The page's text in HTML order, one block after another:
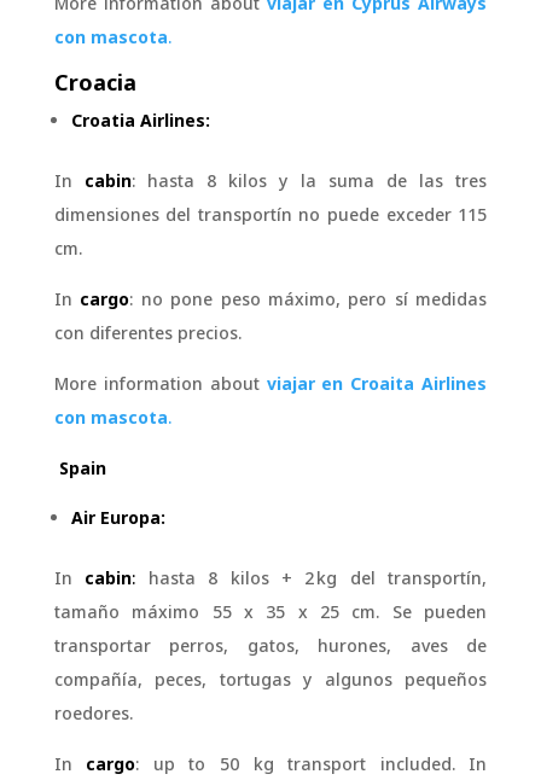
con mascota.
Croacia
Croatia Airlines:
In cabin: hasta 8 kilos y la suma de las tres
dimensiones del transportín no puede exceder 115
cm.
In cargo: no pone peso máximo, pero sí medidas
con diferentes precios.
More information about viajar en Croaita Airlines
con mascota.
Spain
Air Europa:
In cabin: hasta 8 kilos + 2 kg del transportín,
tamaño máximo 55 x 35 x 25 cm. Se pueden
transportar perros, gatos, hurones, aves de
compañía, peces, tortugas y algunos pequeños
roedores.
In cargo: up to 50 kg transport included. In